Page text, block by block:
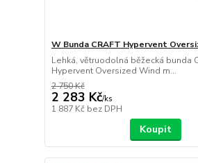
W Bunda CRAFT Hypervent
Lehká, větruodolná běžecká bunda
Hypervent Oversized Wind m...
2 750 Kč
2 283 Kč/ks
1 887 Kč bez DPH
Koupit